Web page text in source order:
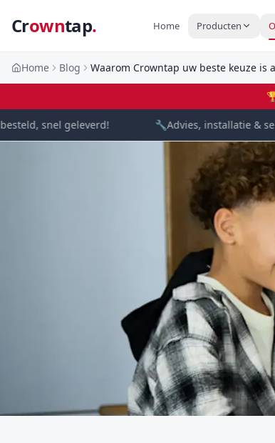
Crowntap. Home Producten
Home Blog Waarom Crowntap uw beste keuze is
snel geleverd! Advies, installatie &